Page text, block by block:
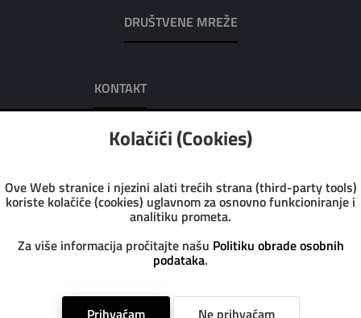
DRUŠTVENE MREŽE
KONTAKT
AUREA D.O.O.
Adresa: Dobrilina 7, 52100 Pula
Tel: 052/223-951
Fax: 052/223-972
Email: info@aurea.hr
Pon-Pet: 7:30 - 14:30
Sub: 8:00 - 13:00
Copyright @ 2023 Aurea Web trgovina. All rights reserved
Kolačići (Cookies)
Ove Web stranice i njezini alati trećih strana (third-party tools)
koriste kolačiće (cookies) uglavnom za osnovno funkcioniranje i
analitiku prometa.
Za više informacija pročitajte našu Politiku obrade osobnih
podataka.
Prihvaćam Ne prihvaćam